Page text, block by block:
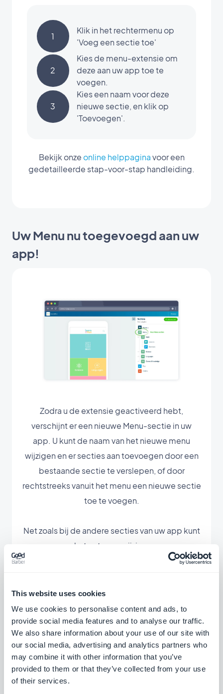
This website uses cookies
We use cookies to personalise content and ads, to
provide social media features and to analyse our traffic.
We also share information about your use of our site with
our social media, advertising and analytics partners who
may combine it with other information that you’ve
provided to them or that they’ve collected from your use
of their services.
1
Klik in het rechtermenu op
'Voeg een sectie toe'
2
Kies de menu-extensie om
deze aan uw app toe te
voegen.
3
Kies een naam voor deze
nieuwe sectie, en klik op
'Toevoegen'.
Bekijk onze online helppaginavoor een
gedetailleerde stap-voor-stap handleiding.
Uw Menu nu toegevoegd aan uw
app!
Zodra u de extensie geactiveerd hebt,
verschijnt er een nieuwe Menu-sectie in uw
app. U kunt de naam van het nieuwe menu
wijzigen en er secties aan toevoegen door een
bestaande sectie te verslepen, of door
rechtstreeks vanuit het menu een nieuwe sectie
toe te voegen.
Net zoals bij de andere secties van uw app kunt
u het ontwerp wijzigen.
Bijbehorende
extensies